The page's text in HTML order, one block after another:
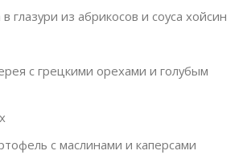
глазури из абрикосов и соуса хойсин
с грецкими орехами и голубым
с маслинами и каперсами